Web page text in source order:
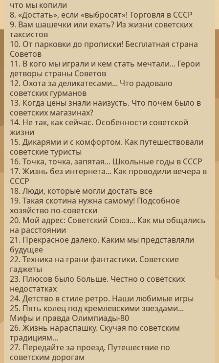
что мы копили
8. «Достать», если «выбросят»! Торговля в СССР
9. Вам шашечки или ехать? Из жизни советских
таксистов
10. От парковки до прописки! Бесплатная страна
Советов
11. В кого мы играли и кем стать мечтали... Герои
детворы страны Советов
12. Охота за деликатесами... Что радовало
советских гурманов
13. Когда цены знали наизусть. Что почем было в
советских магазинах?
14. Не так, как сейчас. Особенности советской
жизни
15. Дикарями и с комфортом. Как путешествовали
советские туристы
16. Точка, точка, запятая... Школьные годы в СССР
17. Жизнь без интернета... Как проводили вечера в
СССР
18. Люди, которые могли достать все
19. Такая скотина нужна самому! Подсобное
хозяйство по-советски
20. Мой адрес: Советский Союз... Как мы общались
на расстоянии
21. Прекрасное далеко. Каким мы представляли
будущее
22. Техника на грани фантастики. Советские
гаджеты
23. Плюсов было больше. Честно о советских
недостатках
24. Детство в стиле ретро. Наши любимые игры
25. Пять колец под кремлевскими звездами...
Мифы и правда Олимпиады-80
26. Жизнь нараспашку. Скучая по советским
традициям…
27. Передайте за проезд. Путешествие по
советским дорогам